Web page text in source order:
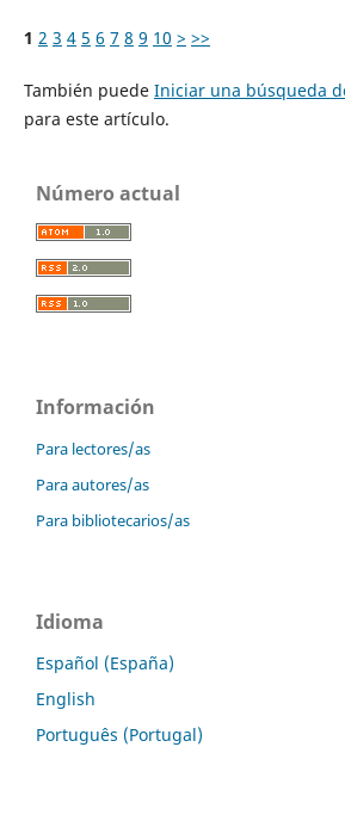
1 2 3 4 5 6 7 8 9 10 > >>
También puede Iniciar una búsqueda
para este artículo.
Número actual
Información
Para lectores/as
Para autores/as
Para bibliotecarios/as
Idioma
Español (España)
English
Português (Portugal)